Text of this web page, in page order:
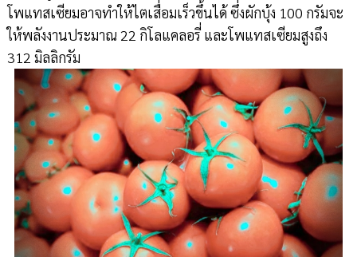
โพแทสเซียมอาจทำให้ไตเสื่อมเร็วขึ้นได้ ซึ่งผักบุ้ง 100 กรัมจะ
ให้พลังงานประมาณ 22 กิโลแคลอรี่ และโพแทสเซียมสูงถึง
312 มิลลิกรัม